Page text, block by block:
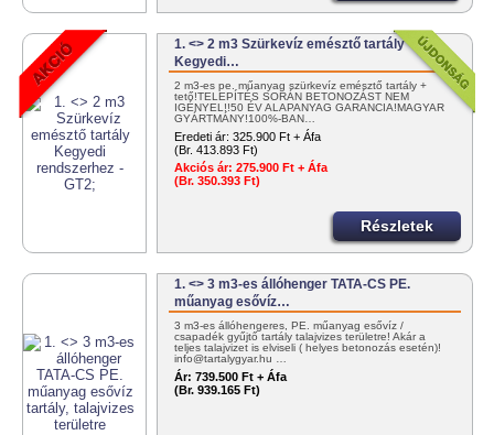
1. <> 2 m3 Szürkevíz emésztő tartály
Kegyedi…
2 m3-es pe. műanyag szürkevíz emésztő tartály +
tető!TELEPÍTÉS SORÁN BETONOZÁST NEM
IGÉNYEL!!50 ÉV ALAPANYAG GARANCIA!MAGYAR
GYÁRTMÁNY!100%-BAN…
Eredeti ár: 325.900 Ft + Áfa
(Br. 413.893 Ft)
Akciós ár: 275.900 Ft + Áfa
(Br. 350.393 Ft)
Részletek
1. <> 3 m3-es állóhenger TATA-CS PE.
műanyag esővíz…
3 m3-es állóhengeres, PE. műanyag esővíz /
csapadék gyűjtő tartály talajvizes területre! Akár a
teljes talajvizet is elviseli ( helyes betonozás esetén)!
info@tartalygyar.hu …
Ár: 739.500 Ft + Áfa
(Br. 939.165 Ft)